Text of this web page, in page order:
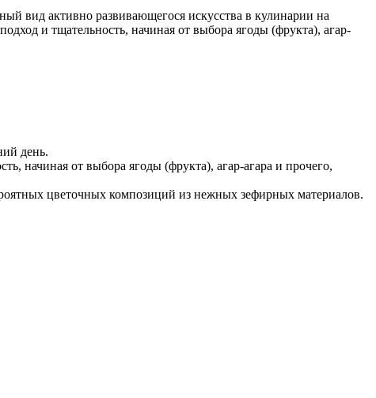
вид активно развивающегося искусства в кулинарии на
и тщательность, начиная от выбора ягоды (фрукта), агар-
день.
начиная от выбора ягоды (фрукта), агар-агара и прочего,
цветочных композиций из нежных зефирных материалов.